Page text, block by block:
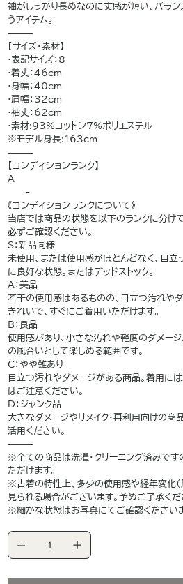
袖がしっかり長めなのに丈感が短い、バラン
うアイテム。
⸻
【サイズ・素材】
•表記サイズ：8
•着丈：46cm
•身幅：40cm
•肩幅：32cm
•袖丈：62cm
•素材:93%コットン7%ポリエステル
※モデル身長:163cm
⸻
【コンディションランク】
A
——-
《コンディションランクについて》
当店では商品の状態を以下のランクに分け
必ずご確認ください。
S：新品同様
未使用、または使用感がほとんどなく、目
に良好な状態。またはデッドストック。
A：美品
若干の使用感はあるものの、目立つ汚れや
きれいで、すぐにご着用いただけます。
B：良品
使用感があり、小さな汚れや軽度のダメー
の風合いとして楽しめる範囲です。
C：やや難あり
目立つ汚れやダメージがある商品。着用に
はご注意ください。
D：ジャンク品
大きなダメージやリメイク・再利用向けの商
活用ください。
⸻
※全ての商品は洗濯・クリーニング済みです
ただけます。
※古着の特性上、多少の使用感や経年変化（
見られる場合がございます。予めご了承くだ
※細かな状態はお写真にてご確認くださいま